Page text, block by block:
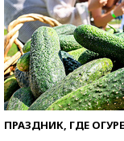
ПРАЗДНИК, ГДЕ